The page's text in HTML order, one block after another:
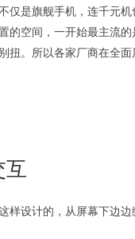
仅是旗舰手机，连千元
空间，一开始最主流的
扭。所以各家厂商在全
互
样设计的，从屏幕下边